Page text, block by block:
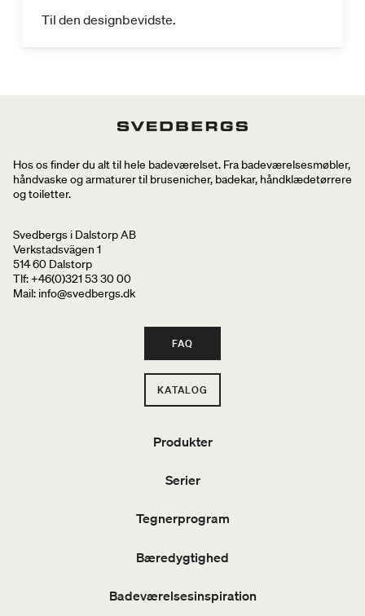
Til den designbevidste.
Hos os finder du alt til hele badeværelset. Fra badeværelsesmøbler,
håndvaske og armaturer til brusenicher, badekar, håndklædetørrere
og toiletter.
Svedbergs i Dalstorp AB
Verkstadsvägen 1
514 60 Dalstorp
Tlf: +46(0)321 53 30 00
Mail: info@svedbergs.dk
FAQ
KATALOG
Produkter
Serier
Tegnerprogram
Bæredygtighed
Badeværelsesinspiration